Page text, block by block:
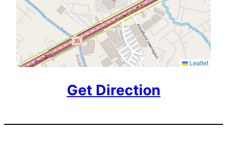
Leaflet
Get Direction